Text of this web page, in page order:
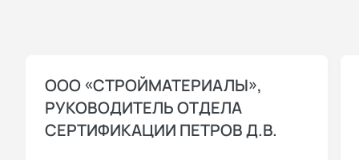
ООО «СТРОЙМАТЕРИАЛЫ»,
РУКОВОДИТЕЛЬ ОТДЕЛА
СЕРТИФИКАЦИИ ПЕТРОВ Д.В.